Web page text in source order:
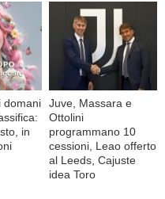
domani
in
Juve, Massara e
Ottolini
programmano 10
cessioni, Leao offerto
al Leeds, Cajuste
idea Toro